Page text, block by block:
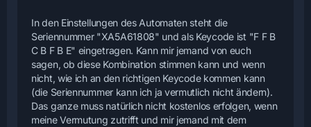
In den Einstellungen des Automaten steht die
Seriennummer "XA5A61808" und als Keycode ist "F F B
C B F B E" eingetragen. Kann mir jemand von euch
sagen, ob diese Kombination stimmen kann und wenn
nicht, wie ich an den richtigen Keycode kommen kann
(die Seriennummer kann ich ja vermutlich nicht ändern).
Das ganze muss natürlich nicht kostenlos erfolgen, wenn
meine Vermutung zutrifft und mir jemand mit dem